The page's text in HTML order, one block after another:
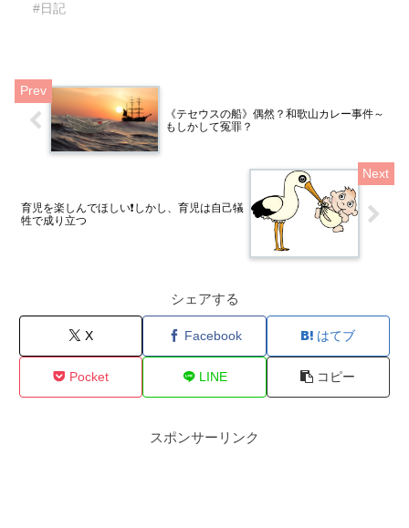
#日記
《テセウスの船》偶然？和歌山カレー事件～
もしかして冤罪？
育児を楽しんでほしい❗しかし、育児は自己犠
牲で成り立つ
シェアする
X Facebook はてブ
Pocket LINE コピー
スポンサーリンク